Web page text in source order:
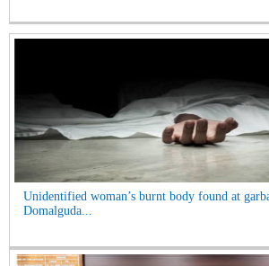
Unidentified woman’s burnt body found at
Domalguda...